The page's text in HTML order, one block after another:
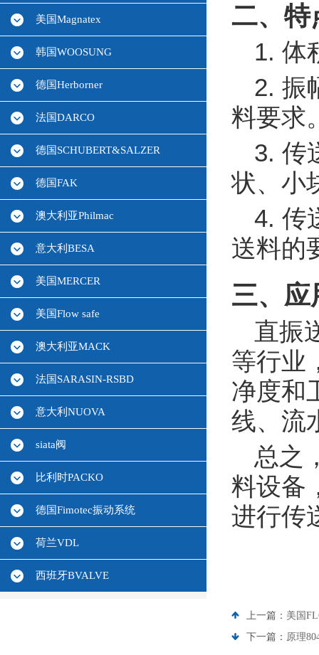
美国Magnatex
韩国WOOSUNG
德国Herborner
法国DARCO
德国SCHUBERT&SALZER
德国FAK
澳大利亚Philmac
意大利BESA
美国MERCER
美国Flow safe
澳大利亚MACK
法国SARASIN-RSBD
意大利NUOVA
siata阀
比利时PACKO
德国Fimotec振动系统
荷兰VDL
西班牙BVALVE
二、特
1. 体
2. 振
料要求
3. 传
状、小
4. 传
送料的
三、应
直振
等行业
净度和
线、流
总之
料设备
进行传
上一篇： 美国
下一篇： 原理